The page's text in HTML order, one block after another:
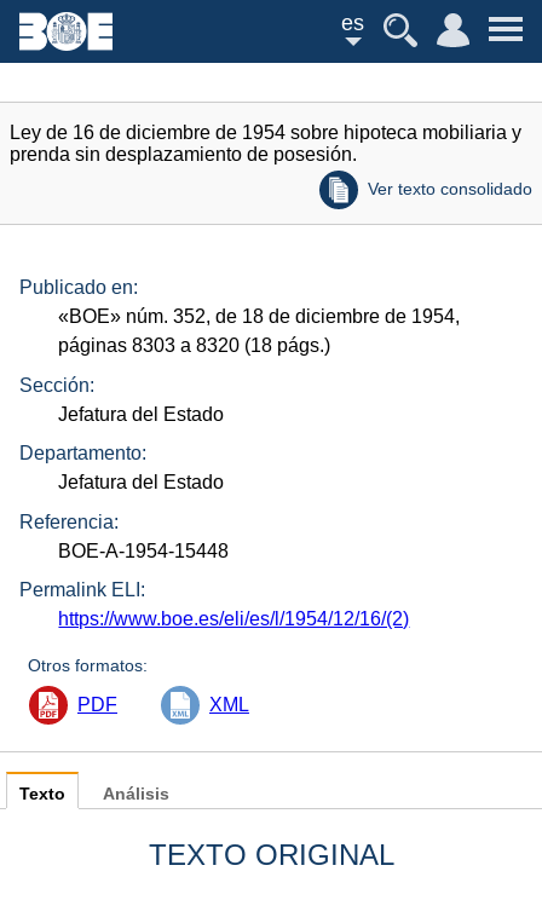
es
Ley de 16 de diciembre de 1954 sobre hipoteca mobiliaria y
prenda sin desplazamiento de posesión.
Ver texto consolidado
Publicado en:
«BOE» núm. 352, de 18 de diciembre de 1954,
páginas 8303 a 8320 (18 págs.)
Sección:
Jefatura del Estado
Departamento:
Jefatura del Estado
Referencia:
BOE-A-1954-15448
Permalink ELI:
https://www.boe.es/eli/es/l/1954/12/16/(2)
Otros formatos:
PDF XML
Texto
TEXTO ORIGINAL
Análisis